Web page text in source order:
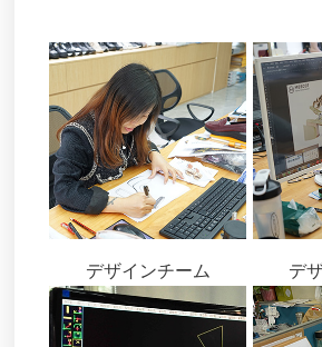
デザインチーム デ